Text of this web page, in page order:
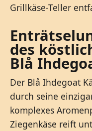
Grillkäse-Teller
des
Blå
Der Blå Ihdegoat
durch seine
komplexes
Ziegenkäse reift